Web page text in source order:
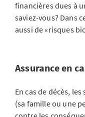
financières dues à
saviez-vous? Dans
aussi de «risques
Assurance en
En cas de décès,
(sa famille ou une